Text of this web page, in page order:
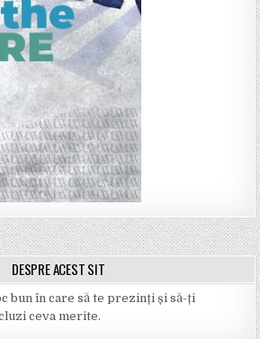
DESPRE ACEST SIT
bun în care să te prezinți și să-ți
ceva merite.